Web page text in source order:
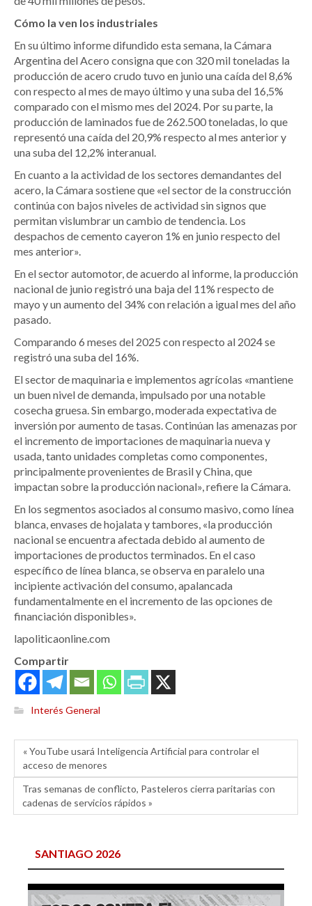
Cómo la ven los industriales
En su último informe difundido esta semana, la Cámara
Argentina del Acero consigna que con 320 mil toneladas la
producción de acero crudo tuvo en junio una caída del 8,6%
con respecto al mes de mayo último y una suba del 16,5%
comparado con el mismo mes del 2024. Por su parte, la
producción de laminados fue de 262.500 toneladas, lo que
representó una caída del 20,9% respecto al mes anterior y
una suba del 12,2% interanual.
En cuanto a la actividad de los sectores demandantes del
acero, la Cámara sostiene que «el sector de la construcción
continúa con bajos niveles de actividad sin signos que
permitan vislumbrar un cambio de tendencia. Los
despachos de cemento cayeron 1% en junio respecto del
mes anterior».
En el sector automotor, de acuerdo al informe, la producción
nacional de junio registró una baja del 11% respecto de
mayo y un aumento del 34% con relación a igual mes del año
pasado.
Comparando 6 meses del 2025 con respecto al 2024 se
registró una suba del 16%.
El sector de maquinaria e implementos agrícolas «mantiene
un buen nivel de demanda, impulsado por una notable
cosecha gruesa. Sin embargo, moderada expectativa de
inversión por aumento de tasas. Continúan las amenazas por
el incremento de importaciones de maquinaria nueva y
usada, tanto unidades completas como componentes,
principalmente provenientes de Brasil y China, que
impactan sobre la producción nacional», refiere la Cámara.
En los segmentos asociados al consumo masivo, como línea
blanca, envases de hojalata y tambores, «la producción
nacional se encuentra afectada debido al aumento de
importaciones de productos terminados. En el caso
específico de línea blanca, se observa en paralelo una
incipiente activación del consumo, apalancada
fundamentalmente en el incremento de las opciones de
financiación disponibles».
lapoliticaonline.com
Compartir
Interés General
« YouTube usará Inteligencia Artificial para controlar el
acceso de menores
Tras semanas de conflicto, Pasteleros cierra paritarias con
cadenas de servicios rápidos »
SANTIAGO 2026